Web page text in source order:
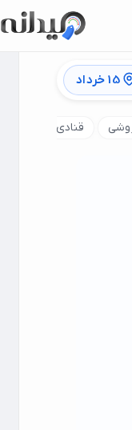
15 خرداد
قنادی کیک عروسی